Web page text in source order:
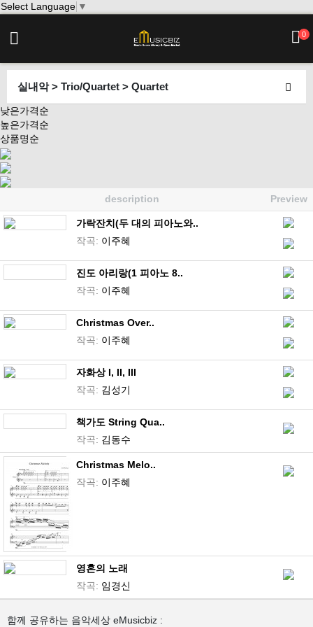
Select Language ▼
0
실내악 > Trio/Quartet > Quartet
낮은가격순
높은가격순
상품명순
description Preview
가락잔치(두 대의 피아노와..
작곡: 이주혜
진도 아리랑(1 피아노 8..
작곡: 이주혜
Christmas Over..
작곡: 이주혜
자화상 I, II, III
작곡: 김성기
책가도 String Qua..
작곡: 김동수
Christmas Melo..
작곡: 이주혜
영혼의 노래
작곡: 임경신
함께 공유하는 음악세상 eMusicbiz :